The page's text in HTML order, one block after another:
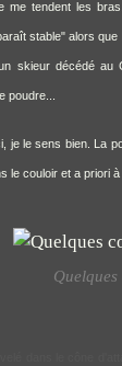
me tendent les
stable" alors
skieur décédé au
poudre...
je le sens bien. La
le couloir et a priori